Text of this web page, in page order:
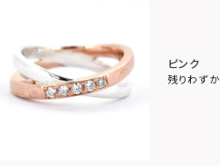
ピンク
残りわずか